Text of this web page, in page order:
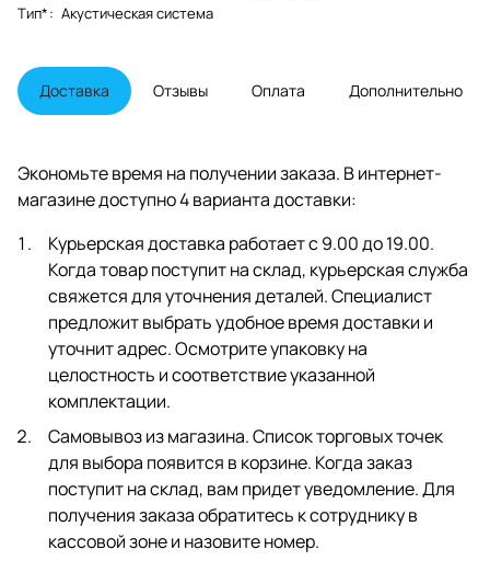
Тип*: Акустическая система
Доставка Отзывы Оплата Дополнительно
Экономьте время на получении заказа. В интернет-
магазине доступно 4 варианта доставки:
Курьерская доставка работает с 9.00 до 19.00.
Когда товар поступит на склад, курьерская служба
свяжется для уточнения деталей. Специалист
предложит выбрать удобное время доставки и
уточнит адрес. Осмотрите упаковку на
целостность и соответствие указанной
комплектации.
Самовывоз из магазина. Список торговых точек
для выбора появится в корзине. Когда заказ
поступит на склад, вам придет уведомление. Для
получения заказа обратитесь к сотруднику в
кассовой зоне и назовите номер.